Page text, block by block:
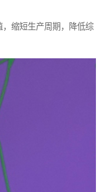
缩短生产周期，降低综